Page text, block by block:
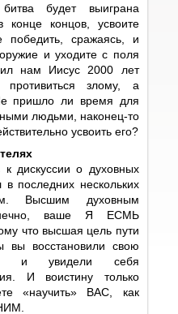
будет выиграна
конце концов, усвоите
сражаясь, и
и уходите с поля
нам Иисус 2000 лет
злому, а
пришло ли время для
людьми, наконец-то
усвоить его?
дискуссии о духовных
последних нескольких
Высшим духовным
ваше Я ЕСМЬ
что высшая цель пути
вы восстановили свою
и увидели себя
И воистину только
«научить» ВАС, как